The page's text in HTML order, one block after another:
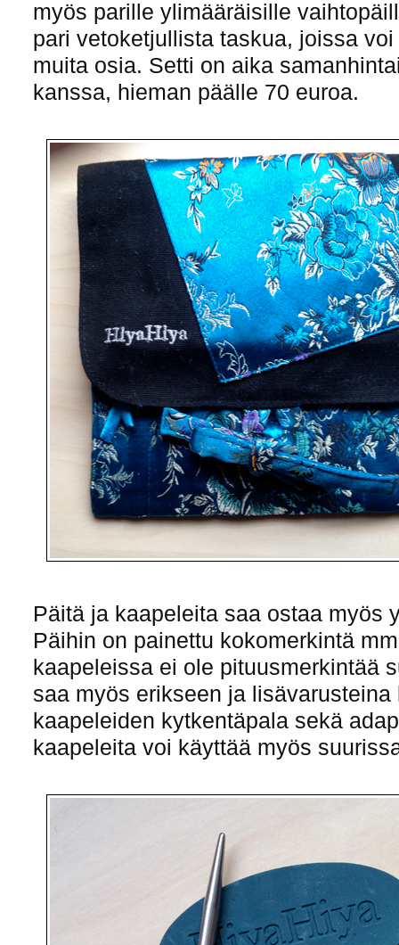
myös parille ylimääräisille
pari vetoketjullista taskua, joissa
muita osia. Setti on aika
kanssa, hieman päälle 70 euroa.
Päitä ja kaapeleita saa ostaa myös
Päihin on painettu kokomerkintä
kaapeleissa ei ole pituusmerkintää
saa myös erikseen ja lisävarusteina
kaapeleiden kytkentäpala sekä
kaapeleita voi käyttää myös